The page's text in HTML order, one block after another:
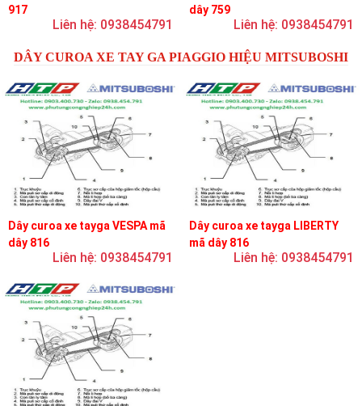
917
Liên hệ: 0938454791
dây 759
Liên hệ: 0938454791
DÂY CUROA XE TAY GA PIAGGIO HIỆU MITSUBOSHI
Dây curoa xe tayga VESPA mã
dây 816
Liên hệ: 0938454791
Dây curoa xe tayga LIBERTY
mã dây 816
Liên hệ: 0938454791